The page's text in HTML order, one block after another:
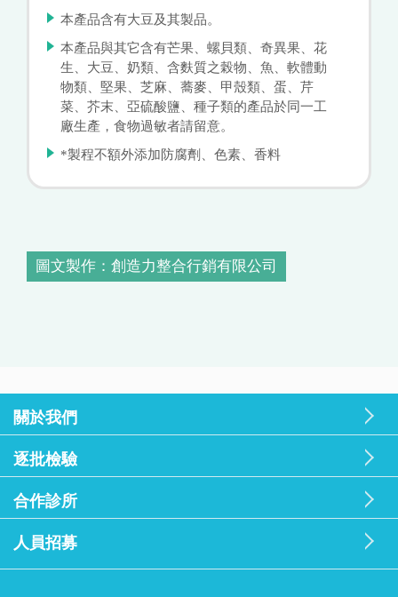
本產品含有大豆及其製品。
本產品與其它含有芒果、螺貝類、奇異果、花
生、大豆、奶類、含麩質之榖物、魚、軟體動
物類、堅果、芝麻、蕎麥、甲殼類、蛋、芹
菜、芥末、亞硫酸鹽、種子類的產品於同一工
廠生產，食物過敏者請留意。
*製程不額外添加防腐劑、色素、香料
圖文製作：創造力整合行銷有限公司
關於我們
逐批檢驗
合作診所
人員招募